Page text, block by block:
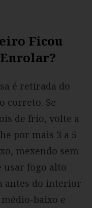
Ficou
é retirada do
correto. Se
de frio, volte a
por mais 3 a 5
mexendo sem
usar fogo alto
antes do interior
baixo e